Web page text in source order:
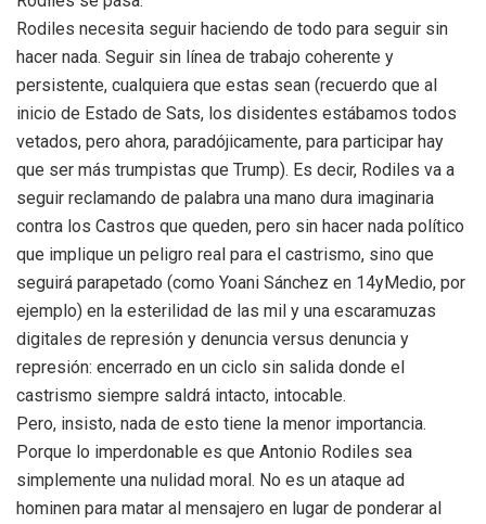
Rodiles necesita seguir haciendo de todo para seguir sin
hacer nada. Seguir sin línea de trabajo coherente y
persistente, cualquiera que estas sean (recuerdo que al
inicio de Estado de Sats, los disidentes estábamos todos
vetados, pero ahora, paradójicamente, para participar hay
que ser más trumpistas que Trump). Es decir, Rodiles va a
seguir reclamando de palabra una mano dura imaginaria
contra los Castros que queden, pero sin hacer nada político
que implique un peligro real para el castrismo, sino que
seguirá parapetado (como Yoani Sánchez en 14yMedio, por
ejemplo) en la esterilidad de las mil y una escaramuzas
digitales de represión y denuncia versus denuncia y
represión: encerrado en un ciclo sin salida donde el
castrismo siempre saldrá intacto, intocable.
Pero, insisto, nada de esto tiene la menor importancia.
Porque lo imperdonable es que Antonio Rodiles sea
simplemente una nulidad moral. No es un ataque ad
hominen para matar al mensajero en lugar de ponderar al